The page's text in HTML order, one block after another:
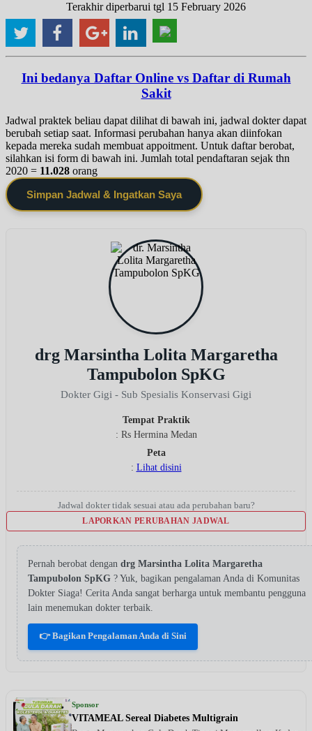
Terakhir diperbarui tgl 15 February 2026
Ini bedanya Daftar Online vs Daftar di Rumah
Sakit
Jadwal praktek beliau dapat dilihat di bawah ini, jadwal dokter dapat
berubah setiap saat. Informasi perubahan hanya akan diinfokan
kepada mereka sudah membuat appoitment. Untuk daftar berobat,
silahkan isi form di bawah ini. Jumlah total pendaftaran sejak thn
2020 = 11.028 orang
Simpan Jadwal & Ingatkan Saya
drg Marsintha Lolita Margaretha
Tampubolon SpKG
Dokter Gigi - Sub Spesialis Konservasi Gigi
Tempat Praktik
: Rs Hermina Medan
Peta
: Lihat disini
Jadwal dokter tidak sesuai atau ada perubahan baru?
LAPORKAN PERUBAHAN JADWAL
Pernah berobat dengan drg Marsintha Lolita Margaretha
Tampubolon SpKG ? Yuk, bagikan pengalaman Anda di Komunitas
Dokter Siaga! Cerita Anda sangat berharga untuk membantu pengguna
lain menemukan dokter terbaik.
👉 Bagikan Pengalaman Anda di Sini
Sponsor
VITAMEAL Sereal Diabetes Multigrain